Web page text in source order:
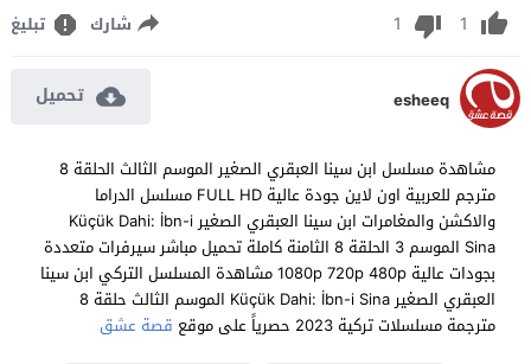
1
1 شارك تبليغ
esheeq تحميل
مشاهدة مسلسل ابن سينا العبقري الصغير الموسم الثالث الحلقة 8
مترجم للعربية اون لاين جودة عالية FULL HD مسلسل الدراما
والاكشن والمغامرات ابن سينا العبقري الصغير Küçük Dahi: İbn-i
Sina الموسم 3 الحلقة 8 الثامنة كاملة تحميل مباشر سيرفرات متعددة
بجودات عالية 1080p 720p 480p مشاهدة المسلسل التركي ابن سينا
العبقري الصغير Küçük Dahi: İbn-i Sina الموسم الثالث حلقة 8
مترجمة مسلسلات تركية 2023 حصرياً على موقع
قصة عشق